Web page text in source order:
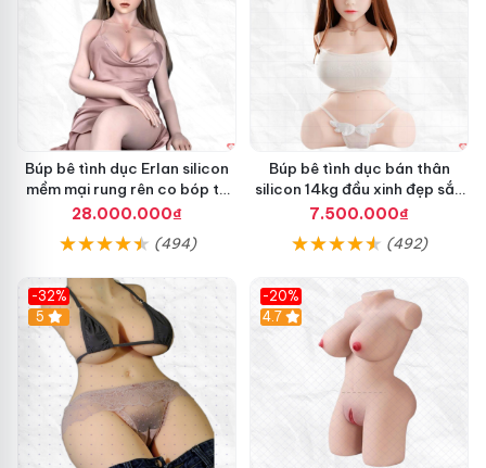
Búp bê tình dục Erlan silicon
mềm mại rung rên co bóp tự
động
28.000.000₫
(494)
Búp bê tình dục bán thân
silicon 14kg đầu xinh đẹp sắc
nét hấp dẫn
7.500.000₫
(492)
-32%
5
-20%
4.7